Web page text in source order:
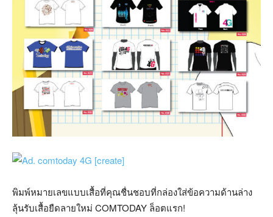
พิมพ์หมายเลขแบบเสื้อที่คุณชื่นชอบที่กล่องใส่ข้อความด้านล่าง
ลุ้นรับเสื้อยืดลายใหม่ COMTODAY ล็อตแรก!